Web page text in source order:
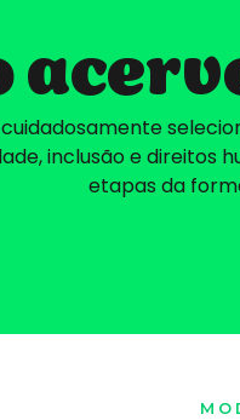
inclusão e direitos
etapas da